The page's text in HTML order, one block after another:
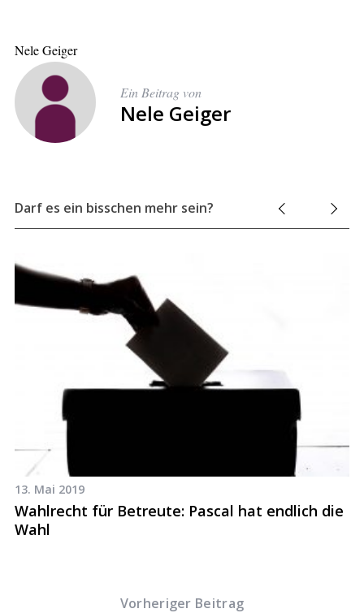
Nele Geiger
Ein Beitrag von
Nele Geiger
Darf es ein bisschen mehr sein?
13. Mai 2019
Wahlrecht für Betreute: Pascal hat endlich die
Wahl
Vorheriger Beitrag